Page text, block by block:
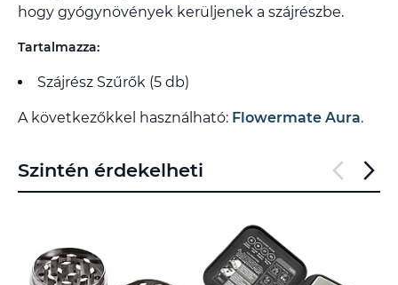
hogy gyógynövények kerüljenek a szájrészbe.
Tartalmazza:
Szájrész Szűrők (5 db)
A következőkkel használható: Flowermate Aura.
Szintén érdekelheti